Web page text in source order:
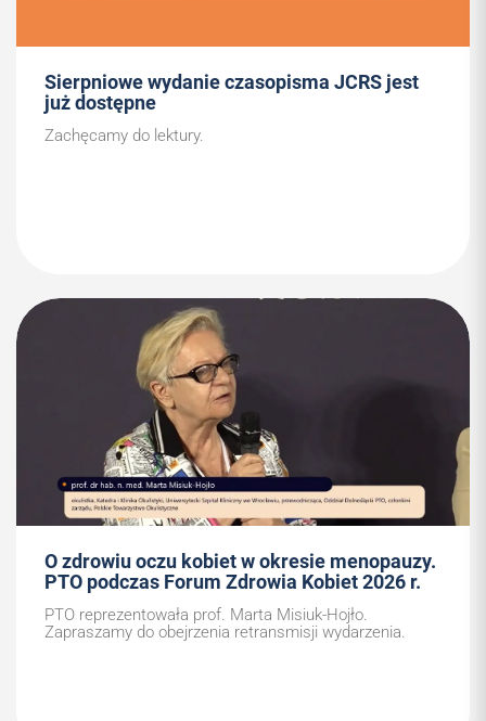
Sierpniowe wydanie czasopisma JCRS jest
już dostępne
Zachęcamy do lektury.
O zdrowiu oczu kobiet w okresie menopauzy.
PTO podczas Forum Zdrowia Kobiet 2026 r.
PTO reprezentowała prof. Marta Misiuk-Hojło.
Zapraszamy do obejrzenia retransmisji wydarzenia.